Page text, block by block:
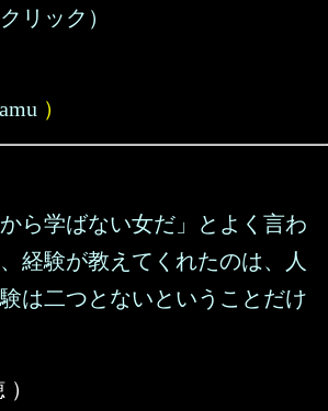
リック）
）
ら学ばない女だ」とよく言わ
経験が教えてくれたのは、人
は二つとないということだけ